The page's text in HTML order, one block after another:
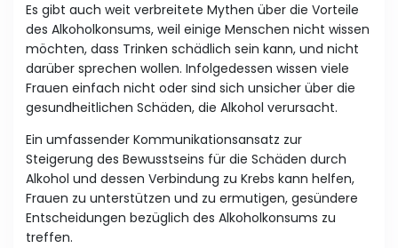
Es gibt auch weit verbreitete Mythen über die Vorteile
des Alkoholkonsums, weil einige Menschen nicht wissen
möchten, dass Trinken schädlich sein kann, und nicht
darüber sprechen wollen. Infolgedessen wissen viele
Frauen einfach nicht oder sind sich unsicher über die
gesundheitlichen Schäden, die Alkohol verursacht.
Ein umfassender Kommunikationsansatz zur
Steigerung des Bewusstseins für die Schäden durch
Alkohol und dessen Verbindung zu Krebs kann helfen,
Frauen zu unterstützen und zu ermutigen, gesündere
Entscheidungen bezüglich des Alkoholkonsums zu
treffen.